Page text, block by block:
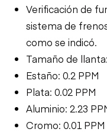
Verificación de
sistema de
como se indicó.
Tamaño de
Estaño: 0.2 PPM
Plata: 0.02 PPM
Aluminio: 2.23
Cromo: 0.01 PPM